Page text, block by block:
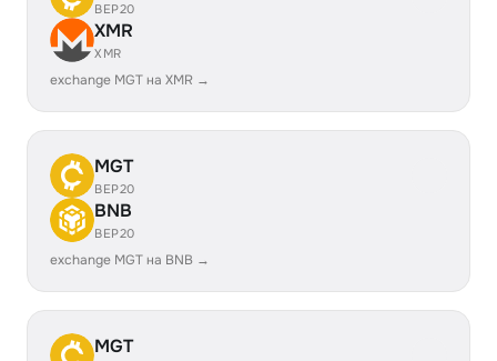
BEP20
XMR
XMR
exchange MGT на XMR →
MGT
BEP20
BNB
BEP20
exchange MGT на BNB →
MGT